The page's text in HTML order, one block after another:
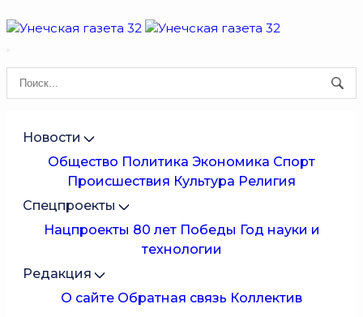
Новости
Общество Политика Экономика Спорт
Происшествия Культура Религия
Спецпроекты
Нацпроекты 80 лет Победы Год науки и
технологии
Редакция
О сайте Обратная связь Коллектив